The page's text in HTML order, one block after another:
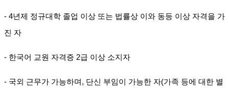
- 4년제 정규대학 졸업 이상 또는 법률상 이와 동등 이상 자격을 가
진 자
- 한국어 교원 자격증 2급 이상 소지자
- 국외 근무가 가능하며, 단신 부임이 가능한 자(가족 등에 대한 별